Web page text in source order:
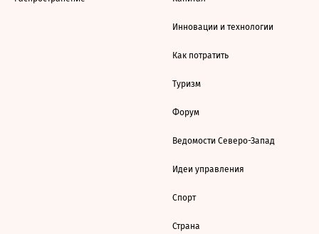
Инновации и технологии
Как потратить
Туризм
Форум
Ведомости Северо-Запад
Идеи управления
Спорт
Страна